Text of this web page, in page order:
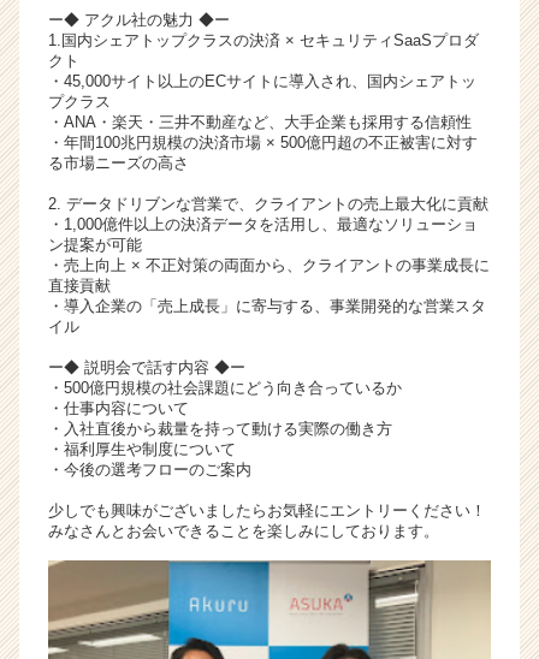
キ
リ
（C
h
e
r
C
r
e
r）
ー◆ アクル社の魅力 ◆ー
1.国内シェアトップクラスの決済 × セキュリティSaaSプロダ
クト
・45,000サイト以上のECサイトに導入され、国内シェアトッ
プクラス
・ANA・楽天・三井不動産など、大手企業も採用する信頼性
・年間100兆円規模の決済市場 × 500億円超の不正被害に対す
る市場ニーズの高さ
2. データドリブンな営業で、クライアントの売上最大化に貢献
・1,000億件以上の決済データを活用し、最適なソリューショ
ン提案が可能
・売上向上 × 不正対策の両面から、クライアントの事業成長に
直接貢献
・導入企業の「売上成長」に寄与する、事業開発的な営業スタ
イル
ー◆ 説明会で話す内容 ◆ー
・500億円規模の社会課題にどう向き合っているか
・仕事内容について
・入社直後から裁量を持って動ける実際の働き方
・福利厚生や制度について
・今後の選考フローのご案内
少しでも興味がございましたらお気軽にエントリーください！
みなさんとお会いできることを楽しみにしております。